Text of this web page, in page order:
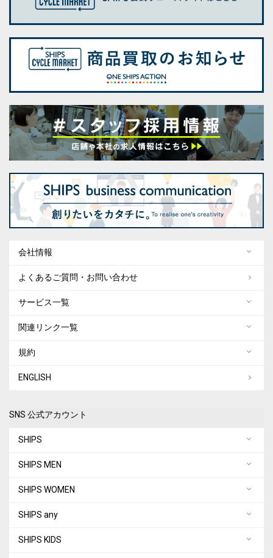
会社情報
よくあるご質問・お問い合わせ
サービス一覧
関連リンク一覧
規約
ENGLISH
SNS 公式アカウント
SHIPS
SHIPS MEN
SHIPS WOMEN
SHIPS any
SHIPS KIDS